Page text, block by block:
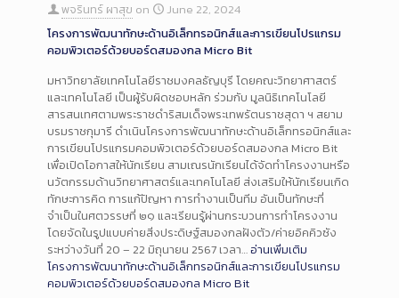
พจรินทร์ ผาสุข on
June 22, 2024
โครงการพัฒนาทักษะด้านอิเล็กทรอนิกส์และการเขียนโปรแกรม
คอมพิวเตอร์ด้วยบอร์ดสมองกล Micro Bit
มหาวิทยาลัยเทคโนโลยีราชมงคลธัญบุรี โดยคณะวิทยาศาสตร์
และเทคโนโลยี เป็นผู้รับผิดชอบหลัก ร่วมกับ มูลนิธิเทคโนโลยี
สารสนเทศตามพระราชดำริสมเด็จพระเทพรัตนราชสุดา ฯ สยาม
บรมราชกุมารี ดำเนินโครงการพัฒนาทักษะด้านอิเล็กทรอนิกส์และ
การเขียนโปรแกรมคอมพิวเตอร์ด้วยบอร์ดสมองกล Micro Bit
เพื่อเปิดโอกาสให้นักเรียน สามเณรนักเรียนได้จัดทำโครงงานหรือ
นวัตกรรมด้านวิทยาศาสตร์และเทคโนโลยี ส่งเสริมให้นักเรียนเกิด
ทักษะการคิด การแก้ปัญหา การทำงานเป็นทีม อันเป็นทักษะที่
จำเป็นในศตวรรษที่ ๒๑ และเรียนรู้ผ่านกระบวนการทำโครงงาน
โดยจัดในรูปแบบค่ายสิ่งประดิษฐ์สมองกลฝังตัว/ค่ายอิคคิวซัง
ระหว่างวันที่ 20 – 22 มิถุนายน 2567 เวลา…อ่านเพิ่มเติม
โครงการพัฒนาทักษะด้านอิเล็กทรอนิกส์และการเขียนโปรแกรม
คอมพิวเตอร์ด้วยบอร์ดสมองกล Micro Bit